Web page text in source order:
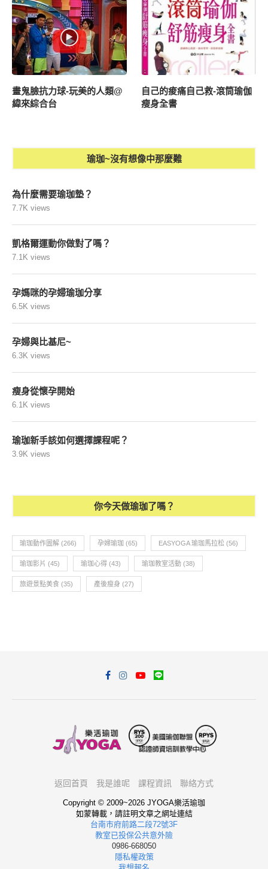
畫鬼臉抗力球-玩美的人類@
緯來綜合台
自己的痠痛自己救-滾筒瑜伽
瘦身全書
瑜珈~沒有想像中那麼難
為什麼需要瑜珈墊？
7.7K views
凱格爾運動你做對了嗎？
7.1K views
孕媽咪的孕婦瑜珈分享
6.5K views
孕婦與比基尼~
6.3K views
瘦身從懷孕開始
6.1K views
瑜珈新手該如何選擇課程呢？
3.9K views
你今天做瑜珈了嗎？
瑜珈動作圖解 (266) 孕婦瑜珈 (65) EASYOGA 瑜珈馬拉松 (56)
瑜珈影片 (45) 瑜珈心得 (43) 瑜珈教室活動 (38)
旅遊景點美食 (35) 產後瘦身 (27)
返回首頁 我是誰呢 課程資訊 聯絡方式
Copyright © 2009~2026 JYOGA樂活瑜珈
如蒙轉載，請註明文章之網址連結
台南市府前路二段72號3F
教室已投保公共意外險
0986-668050
隱私權政策
我想報名